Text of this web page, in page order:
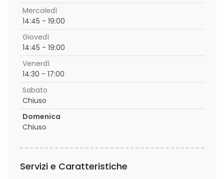
Mercoledì
14:45 - 19:00
Giovedì
14:45 - 19:00
Venerdì
14:30 - 17:00
Sabato
Chiuso
Domenica
Chiuso
Servizi e Caratteristiche